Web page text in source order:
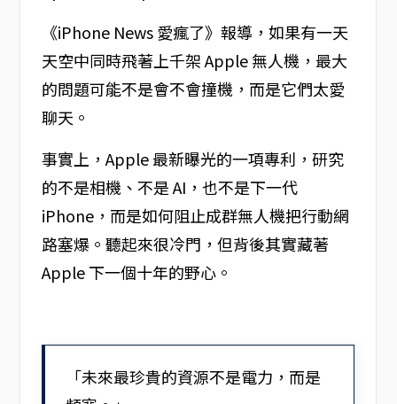
《iPhone News 愛瘋了》報導，如果有一天
天空中同時飛著上千架 Apple 無人機，最大
的問題可能不是會不會撞機，而是它們太愛
聊天。
事實上，Apple 最新曝光的一項專利，研究
的不是相機、不是 AI，也不是下一代
iPhone，而是如何阻止成群無人機把行動網
路塞爆。聽起來很冷門，但背後其實藏著
Apple 下一個十年的野心。
「未來最珍貴的資源不是電力，而是